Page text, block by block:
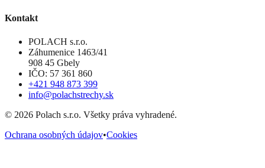
Kontakt
POLACH s.r.o.
Záhumenice 1463/41
908 45 Gbely
IČO: 57 361 860
+421 948 873 399
info@polachstrechy.sk
© 2026 Polach s.r.o. Všetky práva vyhradené.
Ochrana osobných údajov•Cookies